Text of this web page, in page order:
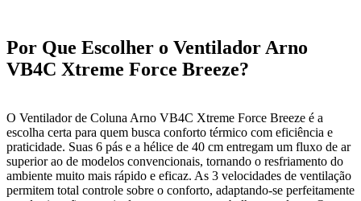
Por Que Escolher o Ventilador Arno
VB4C Xtreme Force Breeze?
O Ventilador de Coluna Arno VB4C Xtreme Force Breeze é a
escolha certa para quem busca conforto térmico com eficiência e
praticidade. Suas 6 pás e a hélice de 40 cm entregam um fluxo de ar
superior ao de modelos convencionais, tornando o resfriamento do
ambiente muito mais rápido e eficaz. As 3 velocidades de ventilação
permitem total controle sobre o conforto, adaptando-se perfeitamente